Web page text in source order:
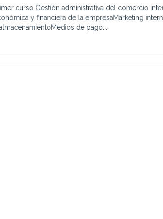
curso Gestión administrativa del comercio
y financiera de la empresaMarketing
de pago...